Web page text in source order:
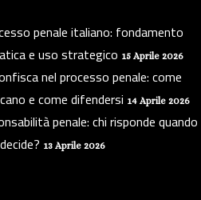
penale italiano: fondamento
e uso strategico 15 Aprile 2026
nel processo penale: come
e come difendersi 14 Aprile 2026
penale: chi risponde quando
13 Aprile 2026